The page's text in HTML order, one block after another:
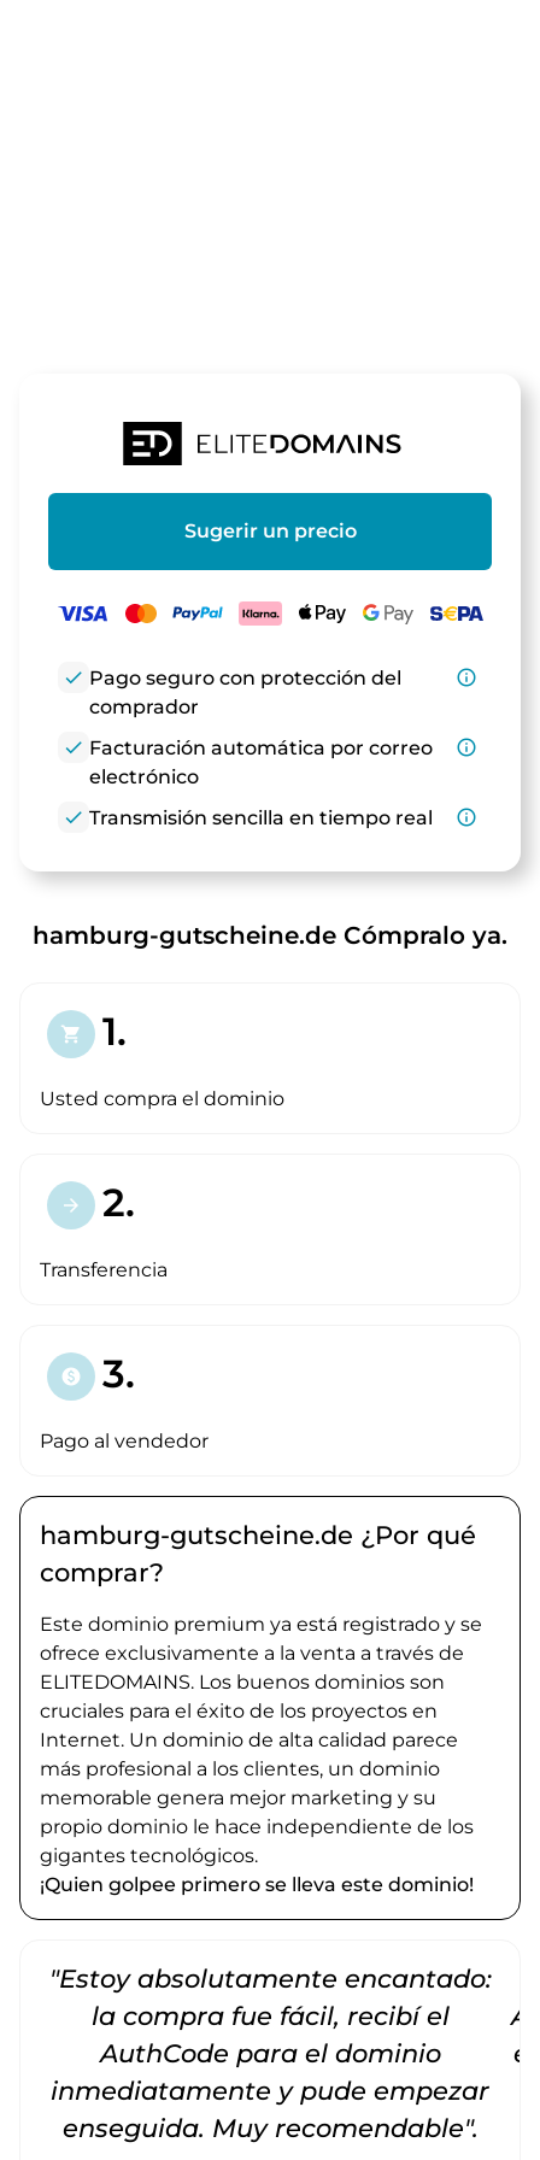
Sugerir un precio
check Pago seguro con protección del
comprador
info_outline
check Facturación automática por correo
electrónico
info_outline
check Transmisión sencilla en tiempo real info_outline
hamburg-gutscheine.de Cómpralo ya.
shopping_cart 1.
Usted compra el dominio
arrow_forward 2.
Transferencia
paid 3.
Pago al vendedor
hamburg-gutscheine.de ¿Por qué
comprar?
Este dominio premium ya está registrado y se
ofrece exclusivamente a la venta a través de
ELITEDOMAINS. Los buenos dominios son
cruciales para el éxito de los proyectos en
Internet. Un dominio de alta calidad parece
más profesional a los clientes, un dominio
memorable genera mejor marketing y su
propio dominio le hace independiente de los
gigantes tecnológicos.
¡Quien golpee primero se lleva este dominio!
"Estoy absolutamente encantado:
la compra fue fácil, recibí el
AuthCode para el dominio
inmediatamente y pude empezar
enseguida. Muy recomendable".